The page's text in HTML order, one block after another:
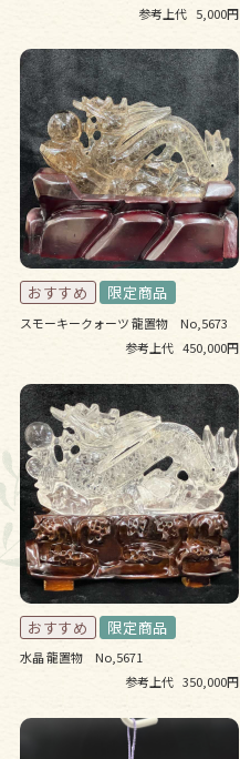
参考上代 5,000円
スモーキークォーツ 龍置物 No,5673
参考上代 450,000円
水晶 龍置物 No,5671
参考上代 350,000円